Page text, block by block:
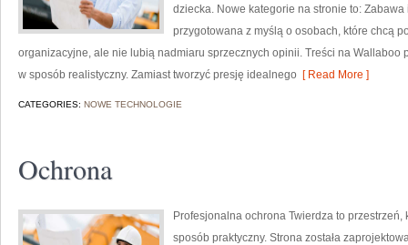
dziecka. Nowe kategorie na stronie to:
przygotowana z myślą o osobach, które chcą
organizacyjne, ale nie lubią nadmiaru sprzecznych opinii. Treści na
w sposób realistyczny. Zamiast tworzyć presję idealnego [ Read More ]
CATEGORIES: NOWE TECHNOLOGIE
Ochrona
Profesjonalna ochrona Twierdza to
sposób praktyczny. Strona została